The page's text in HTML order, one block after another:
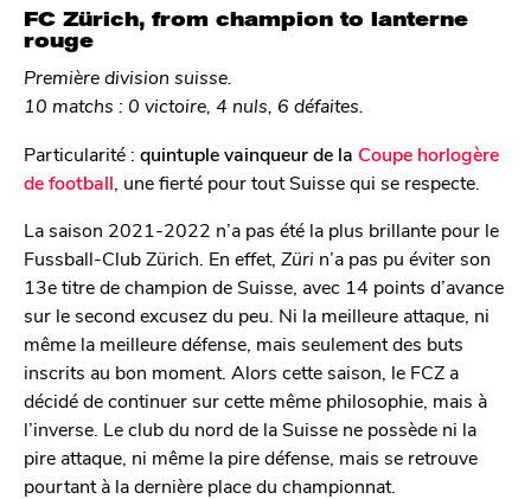
FC Zürich, from champion to lanterne
rouge
Première division suisse.
10 matchs : 0 victoire, 4 nuls, 6 défaites.
Particularité : quintuple vainqueur de la Coupe horlogère
de football , une fierté pour tout Suisse qui se respecte.
La saison 2021-2022 n’a pas été la plus brillante pour le
Fussball-Club Zürich. En effet, Züri n’a pas pu éviter son
13e titre de champion de Suisse, avec 14 points d’avance
sur le second excusez du peu. Ni la meilleure attaque, ni
même la meilleure défense, mais seulement des buts
inscrits au bon moment. Alors cette saison, le FCZ a
décidé de continuer sur cette même philosophie, mais à
l’inverse. Le club du nord de la Suisse ne possède ni la
pire attaque, ni même la pire défense, mais se retrouve
pourtant à la dernière place du championnat.